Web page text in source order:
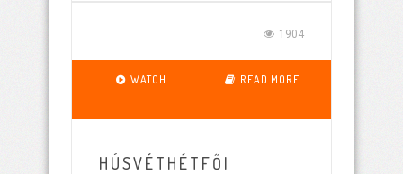
1904
WATCH READ MORE
HÚSVÉTHÉTFŐI